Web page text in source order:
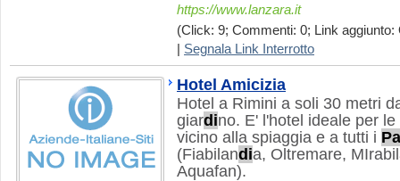
https://www.lanzara.it
(Click: 9; Commenti: 0; Link aggiunto:
Segnala Link Interrotto
Hotel Amicizia
Hotel a Rimini a soli 30 metri
giardino. E' l'hotel ideale per
vicino alla spiaggia e a tutti i
(Fiabilandia, Oltremare,
Aquafan).